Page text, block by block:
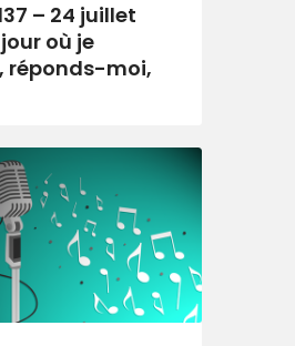
– 24 juillet
jour où je
réponds-moi,